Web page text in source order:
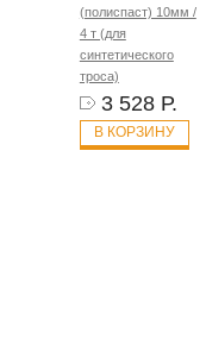
(полиспаст) 10мм /
4 т (для
синтетического
троса)
3 528 Р.
В КОРЗИНУ